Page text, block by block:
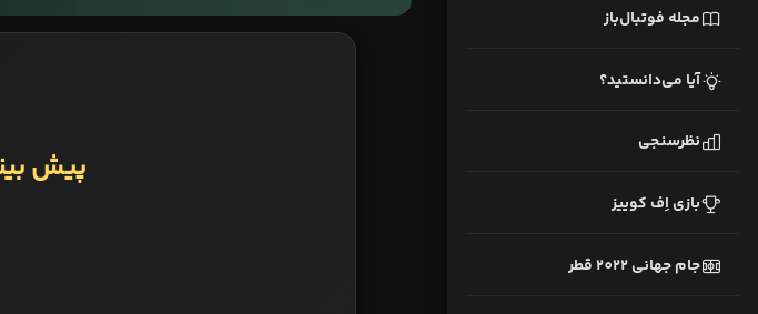
مجله فوتبال‌باز
آیا می‌دانستید؟
نظرسنجی
بازی اِف کوییز
جام جهانی 2022 قطر
پیش